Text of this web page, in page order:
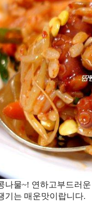
나물~! 연하고부드러
기는 매운맛이랍니다.